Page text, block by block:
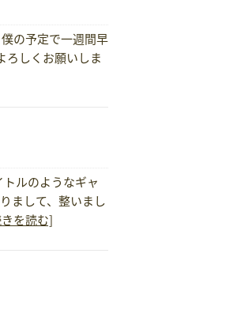
の予定で一週間早
ろしくお願いしま
ルのようなギャ
まして、整いまし
を読む]